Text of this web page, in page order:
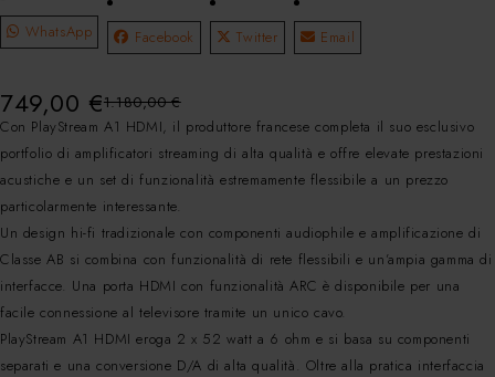
WhatsApp Facebook Twitter Email
1.180,00€
749,00 €
Con PlayStream A1 HDMI, il produttore francese completa il suo esclusivo
portfolio di amplificatori streaming di alta qualità e offre elevate prestazioni
acustiche e un set di funzionalità estremamente flessibile a un prezzo
particolarmente interessante.
Un design hi-fi tradizionale con componenti audiophile e amplificazione di
Classe AB si combina con funzionalità di rete flessibili e un’ampia gamma di
interfacce. Una porta HDMI con funzionalità ARC è disponibile per una
facile connessione al televisore tramite un unico cavo.
PlayStream A1 HDMI eroga 2 x 52 watt a 6 ohm e si basa su componenti
separati e una conversione D/A di alta qualità. Oltre alla pratica interfaccia